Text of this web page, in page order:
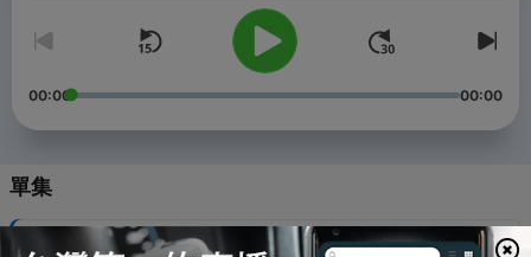
https://www.youtube.com/channel/UCx6JMqlWqrDycnBJdYDMXTQ
黃阿瑪的後宮生活 官方網站：https://www.fumeanstore.com --
00:00 00:00
單集
Ep.299｜令人傻眼的童言童語｜五星戰將